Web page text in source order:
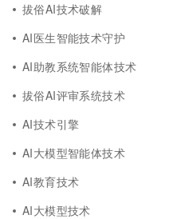
拔俗AI技术破解
AI医生智能技术守护
AI助教系统智能体技术
拔俗AI评审系统技术
AI技术引擎
AI大模型智能体技术
AI教育技术
AI大模型技术